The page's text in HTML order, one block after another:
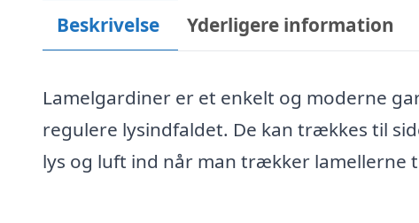
Beskrivelse Yderligere information
Lamelgardiner er et enkelt og moderne
regulere lysindfaldet. De kan trækkes til
lys og luft ind når man trækker lamellerne